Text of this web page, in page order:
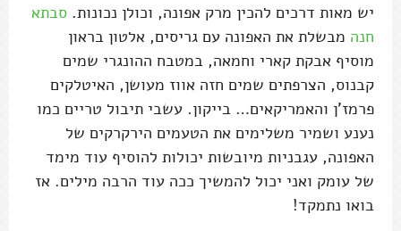
יש מאות דרכים להכין מרק אפונה, וכולן נכונות. סבתא
חנה מבשלת את האפונה עם גריסים, אלטון בראון
מוסיף אבקת קארי וחמאה, במטבח ההונגרי שמים
קבנוס, הצרפתים שמים חזה אווז מעושן, האיטלקים
פרמז'ן והאמריקאים… בייקון. עשבי תיבול טריים כמו
נענע ושמיר משלימים את הטעמים הירקרקים של
האפונה, עגבניות מיובשות יכולות להוסיף עוד מימד
של עומק ואני יכול להמשיך ככה עוד הרבה מילים. אז
בואו נתמקד!